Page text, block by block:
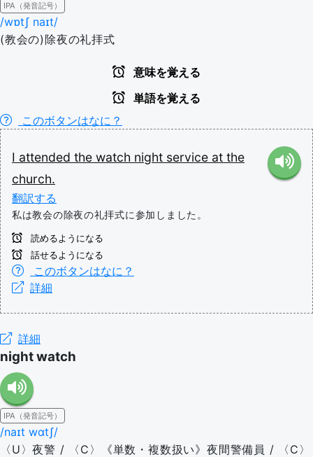
IPA（発音記号）
/wɒtʃ naɪt/
(教会の)除夜の礼拝式
意味を覚える
単語を覚える
このボタンはなに？
I attended the watch night service at the
church.
翻訳する
私は教会の除夜の礼拝式に参加しました。
読めるようになる
話せるようになる
このボタンはなに？
詳細
詳細
night watch
IPA（発音記号）
/naɪt wɑtʃ/
〈U〉夜警 / 〈C〉《単数・複数扱い》夜間警備員 / 〈C〉